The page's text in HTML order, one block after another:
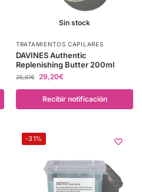
Sin stock
TRATAMIENTOS CAPILARES
DAVINES Authentic
Replenishing Butter 200ml
35,61€ 29,20€
Recibir notificación
-31%